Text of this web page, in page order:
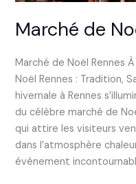
Marché de
Marché de Noël Rennes
Noël Rennes : Tradition,
hivernale à Rennes
du célèbre marché de
qui attire les visiteurs
dans l’atmosphère
événement